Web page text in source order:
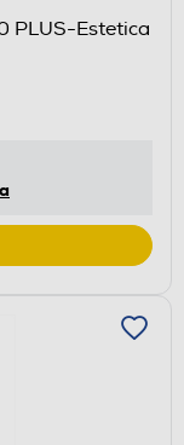
PLUS-Estetica